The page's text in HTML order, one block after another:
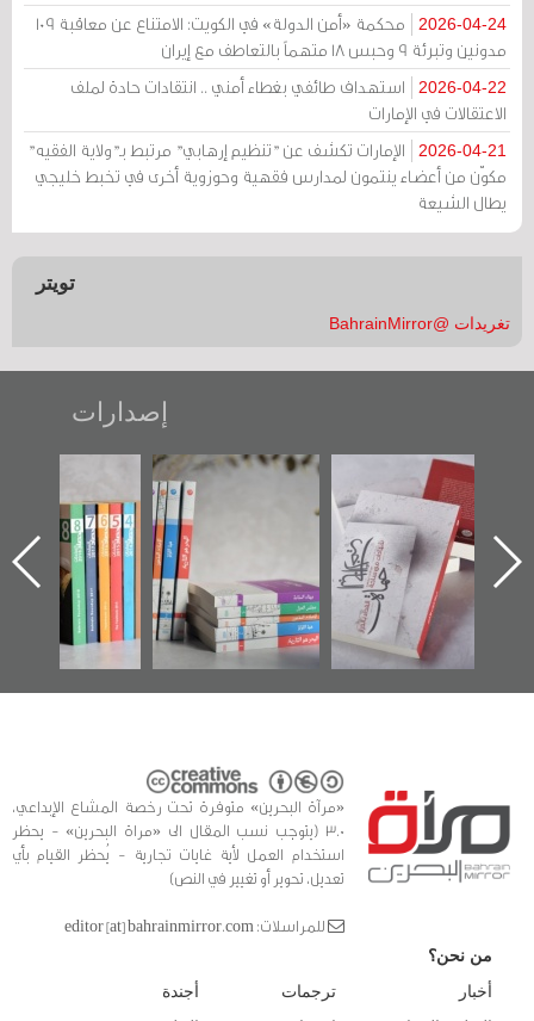
2026-04-24
محكمة «أمن الدولة» في الكويت: الامتناع عن معاقبة 109
مدونين وتبرئة 9 وحبس 18 متهماً بالتعاطف مع إيران
2026-04-22
استهداف طائفي بغطاء أمني .. انتقادات حادة لملف
الاعتقالات في الإمارات
2026-04-21
الإمارات تكشف عن "تنظيم إرهابي" مرتبط بـ"ولاية الفقيه"
مكوّن من أعضاء ينتمون لمدارس فقهية وحوزوية أخرى في تخبط خليجي
يطال الشيعة
تويتر
تغريدات @BahrainMirror
إصدارات
"حماة الباب الأخير":
الإصدار الأول عن
اعتصام الدراز
وأحداث ساحة
الفداء لمركز أوال
للدراسات والتوثيق
تصنيف موضوعي
للوثائق البريطانية
يقدمه «مركز أوال»
في سلسلة من 5
كتب
تصدر حصاد
الساحات 2019
«مرآة البحرين» متوفرة تحت رخصة المشاع الإبداعي،
3.0 (يتوجب نسب المقال الى «مراة البحرين» - يحظر
استخدام العمل لأية غايات تجارية - يُحظر القيام بأي
تعديل، تحوير أو تغيير في النص)
للمراسلات: editor [at] bahrainmirror.com
من نحن؟
أخبار
ترجمات
أجندة